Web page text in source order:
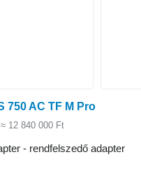
750 AC TF M Pro
≈ 12 840 000 Ft
- rendfelszedő adapter